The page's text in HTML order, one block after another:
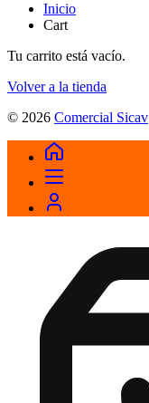
Inicio
Cart
Tu carrito está vacío.
Volver a la tienda
© 2026 Comercial Sicav